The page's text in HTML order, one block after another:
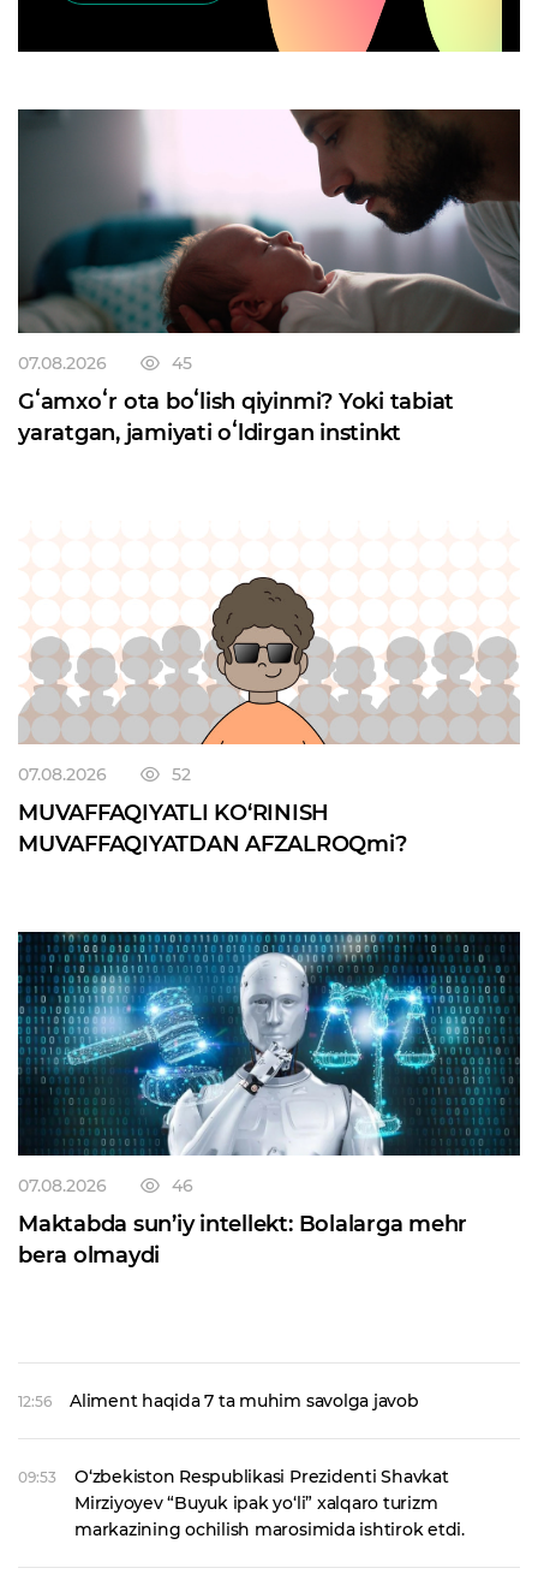
07.08.2026 45
Gʻamxoʻr ota boʻlish qiyinmi? Yoki tabiat
yaratgan, jamiyati oʻldirgan instinkt
07.08.2026 52
MUVAFFAQIYATLI KO‘RINISH
MUVAFFAQIYATDAN AFZALROQmi?
07.08.2026 46
Maktabda sun’iy intellekt: Bolalarga mehr
bera olmaydi
12:56 Aliment haqida 7 ta muhim savolga javob
09:53
O‘zbekiston Respublikasi Prezidenti Shavkat
Mirziyoyev “Buyuk ipak yo‘li” xalqaro turizm
markazining ochilish marosimida ishtirok etdi.